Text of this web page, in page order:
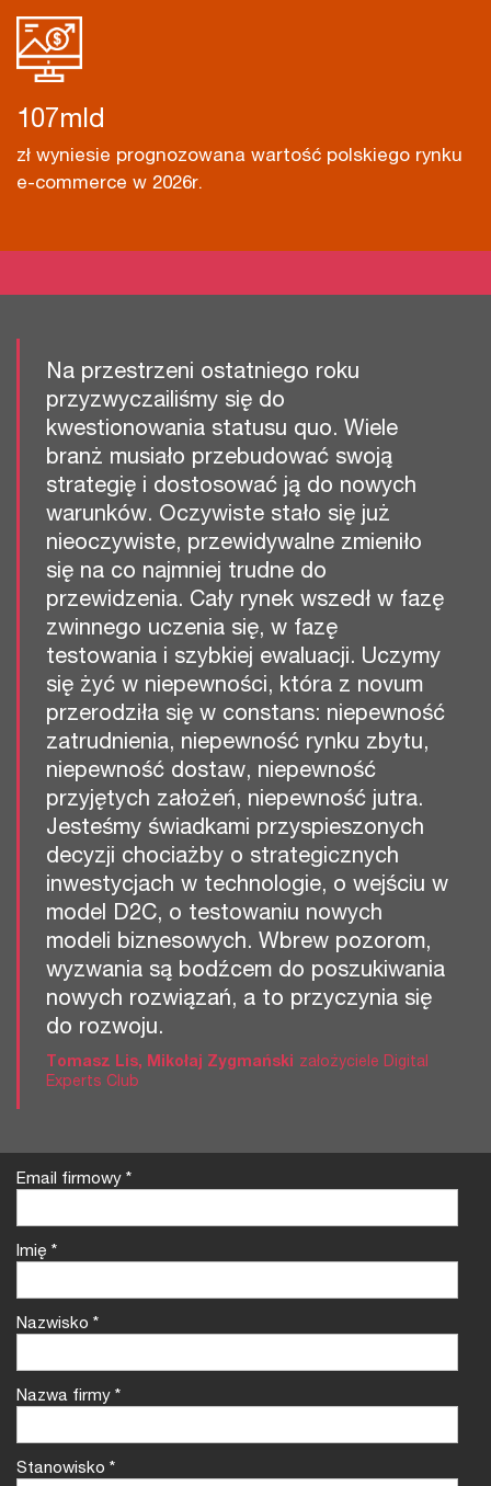
128mld
zł wyniesie prognozowana wartość polskiego rynku
e-commerce w 2026r.
Na przestrzeni ostatniego roku
przyzwyczailiśmy się do
kwestionowania statusu quo. Wiele
branż musiało przebudować swoją
strategię i dostosować ją do nowych
warunków. Oczywiste stało się już
nieoczywiste, przewidywalne zmieniło
się na co najmniej trudne do
przewidzenia. Cały rynek wszedł w fazę
zwinnego uczenia się, w fazę
testowania i szybkiej ewaluacji. Uczymy
się żyć w niepewności, która z novum
przerodziła się w constans: niepewność
zatrudnienia, niepewność rynku zbytu,
niepewność dostaw, niepewność
przyjętych założeń, niepewność jutra.
Jesteśmy świadkami przyspieszonych
decyzji chociażby o strategicznych
inwestycjach w technologie, o wejściu w
model D2C, o testowaniu nowych
modeli biznesowych. Wbrew pozorom,
wyzwania są bodźcem do poszukiwania
nowych rozwiązań, a to przyczynia się
do rozwoju.
Tomasz Lis, Mikołaj Zygmański założyciele Digital
Experts Club
Email firmowy *
Imię *
Nazwisko *
Nazwa firmy *
Stanowisko *